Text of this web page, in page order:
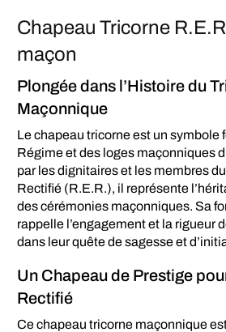
Chapeau Tricorne
maçon
Plongée dans l’Histoire du
Maçonnique
Le chapeau tricorne est un symbole
Régime et des loges maçonniques
par les dignitaires et les membres
Rectifié (R.E.R.), il représente
des cérémonies maçonniques. Sa
rappelle l’engagement et la rigueur
dans leur quête de sagesse et
Un Chapeau de Prestige
Rectifié
Ce chapeau tricorne maçonnique